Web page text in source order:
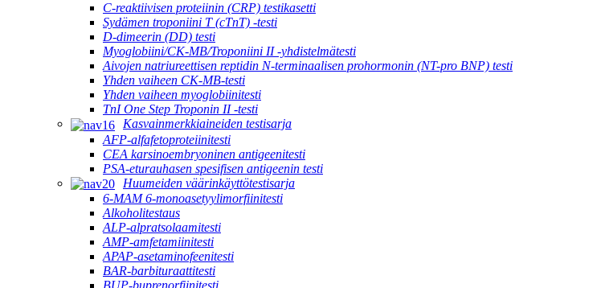
C-reaktiivisen proteiinin (CRP) testikasetti
Sydämen troponiini T (cTnT) -testi
D-dimeerin (DD) testi
Myoglobiini/CK-MB/Troponiini II -yhdistelmätesti
Aivojen natriureettisen reptidin N-terminaalisen prohormonin (NT-pro BNP) testi
Yhden vaiheen CK-MB-testi
Yhden vaiheen myoglobiinitesti
TnI One Step Troponin II -testi
Kasvainmerkkiaineiden testisarja
AFP-alfafetoproteiinitesti
CEA karsinoembryoninen antigeenitesti
PSA-eturauhasen spesifisen antigeenin testi
Huumeiden väärinkäyttötestisarja
6-MAM 6-monoasetyylimorfiinitesti
Alkoholitestaus
ALP-alpratsolaamitesti
AMP-amfetamiinitesti
APAP-asetaminofeenitesti
BAR-barbituraattitesti
BUP-buprenorfiinitesti